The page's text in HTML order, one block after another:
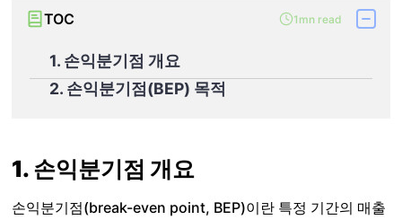
TOC 1mn read
1. 손익분기점 개요
2. 손익분기점(BEP) 목적
1. 손익분기점 개요
손익분기점(break-even point, BEP)이란 특정 기간의 매출